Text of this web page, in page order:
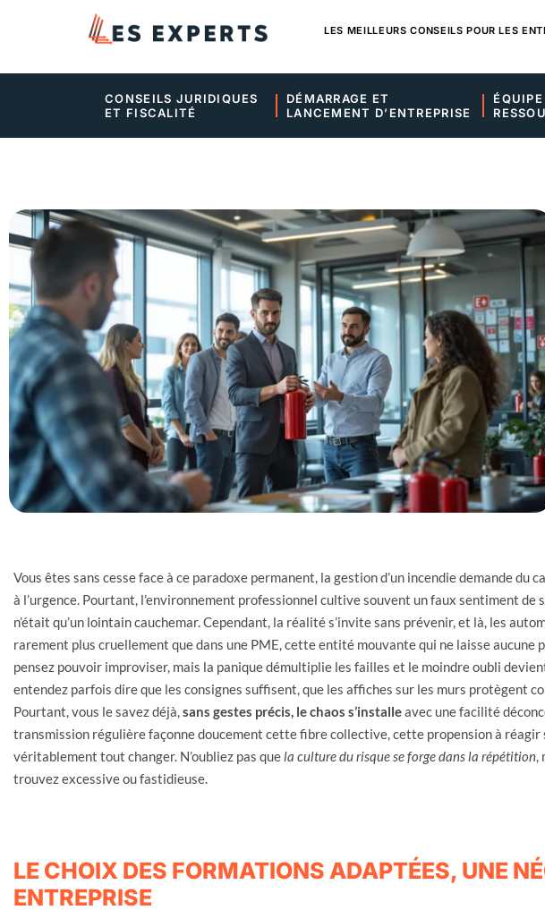
LES MEILLEURS CONSEILS POUR LES
CONSEILS JURIDIQUES
ET FISCALITÉ
DÉMARRAGE ET
LANCEMENT D’ENTREPRISE
Vous êtes sans cesse face à ce paradoxe permanent, la gestion d’un incendie demande du
à l’urgence. Pourtant, l’environnement professionnel cultive souvent un faux sentiment de
n’était qu’un lointain cauchemar. Cependant, la réalité s’invite sans prévenir, et là, les
rarement plus cruellement que dans une PME, cette entité mouvante qui ne laisse aucune
pensez pouvoir improviser, mais la panique démultiplie les failles et le moindre oubli
entendez parfois dire que les consignes suffisent, que les affiches sur les murs protègent
Pourtant, vous le savez déjà,sans gestes précis, le chaos s’installeavec une facilité
transmission régulière façonne doucement cette fibre collective, cette propension à réagir
véritablement tout changer. N’oubliez pas quela culture du risque se forge dans la répétition,
trouvez excessive ou fastidieuse.
LE CHOIX DES FORMATIONS ADAPTÉES, UNE
ENTREPRISE